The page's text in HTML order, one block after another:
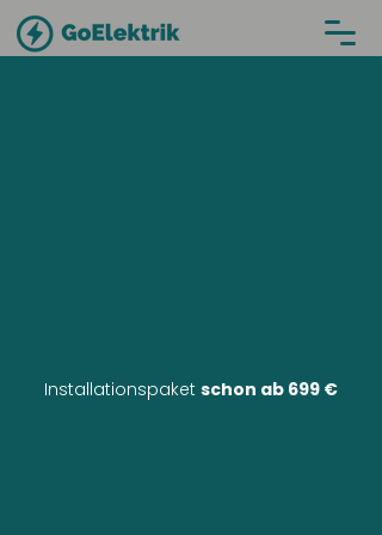
Installationspaket schon ab 699 €